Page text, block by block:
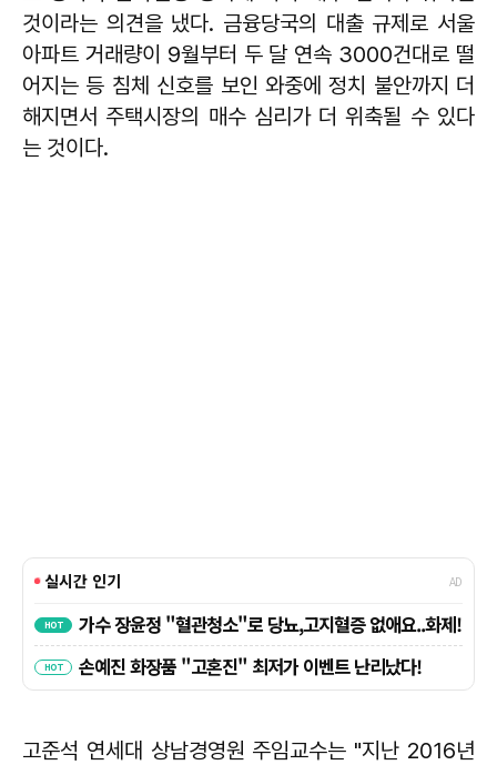
것이라는 의견을 냈다. 금융당국의 대출 규제로 서울
아파트 거래량이 9월부터 두 달 연속 3000건대로 떨
어지는 등 침체 신호를 보인 와중에 정치 불안까지 더
해지면서 주택시장의 매수 심리가 더 위축될 수 있다
는 것이다.
고준석 연세대 상남경영원 주임교수는 "지난 2016년